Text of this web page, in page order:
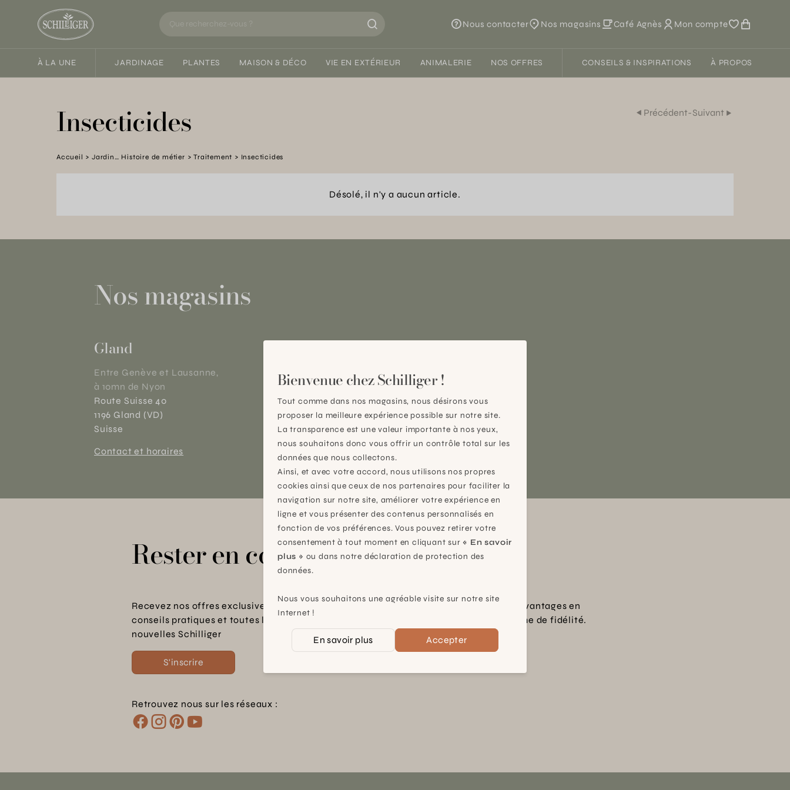
Nous contacter Nos magasins Café Agnès Mon compte
À LA UNE JARDINAGE PLANTES MAISON & DÉCO VIE EN EXTÉRIEUR ANIMALERIE NOS OFFRES CONSEILS & INSPIRATIONS À PROPOS
Insecticides Précédent-Suivant
Accueil Jardin… Histoire de métier Traitement Insecticides
Désolé, il n'y a aucun article.
Nos magasins
Gland
Entre Genève et Lausanne,
à 10mn de Nyon
Route Suisse 40
1196 Gland (VD)
Suisse
Contact et horaires
À 15mn du centre de Genève
Chemin des Charrotons 25
1228 Plan-les-Ouates (GE)
Suisse
Contact et horaires
Rester en contact
Recevez nos offres exclusives, nos
conseils pratiques et toutes les
nouvelles Schilliger
S'inscrire
Bénéficiez de nombreux avantages en
rejoignant notre programme de fidélité.
Voir plus
Retrouvez nous sur les réseaux :
Bienvenue chez Schilliger !
Tout comme dans nos magasins, nous désirons vous
proposer la meilleure expérience possible sur notre site.
La transparence est une valeur importante à nos yeux,
nous souhaitons donc vous offrir un contrôle total sur les
données que nous collectons.
Ainsi, et avec votre accord, nous utilisons nos propres
cookies ainsi que ceux de nos partenaires pour faciliter la
navigation sur notre site, améliorer votre expérience en
ligne et vous présenter des contenus personnalisés en
fonction de vos préférences. Vous pouvez retirer votre
consentement à tout moment en cliquant sur « En savoir
plus » ou dans notre déclaration de protection des
données.
Nous vous souhaitons une agréable visite sur notre site
Internet !
En savoir plus Accepter